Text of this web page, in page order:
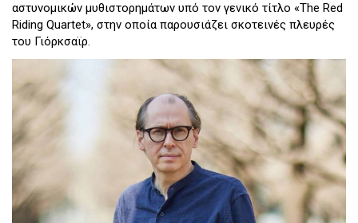
αστυνομικών μυθιστορημάτων υπό τον γενικό τίτλο «The Red
Riding Quartet», στην οποία παρουσιάζει σκοτεινές πλευρές
του Γιόρκσαϊρ.